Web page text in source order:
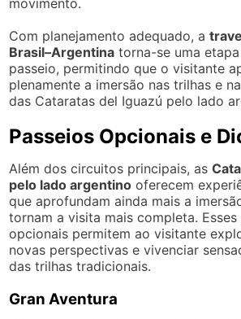
Com planejamento adequado, a
Brasil–Argentina torna-se uma
passeio, permitindo que o visitante
plenamente a imersão nas trilhas e
das Cataratas del Iguazú pelo lado
Passeios Opcionais e
Além dos circuitos principais, as
pelo lado argentino oferecem
que aprofundam ainda mais a
tornam a visita mais completa. Esses
opcionais permitem ao visitante
novas perspectivas e vivenciar
das trilhas tradicionais.
Gran Aventura